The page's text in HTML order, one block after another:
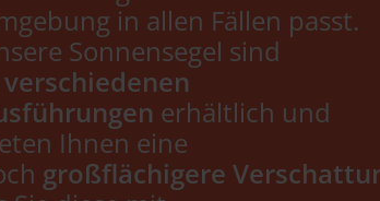
in allen Fällen passt.
Sonnensegel sind
verschiedenen
erhältlich und
Ihnen eine
großflächigere